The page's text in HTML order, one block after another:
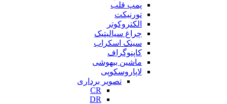
پمپ قلب
تورنیکت
الکتروکوتر
چراغ سیالیتیک
سینک اسکراب
کاپنوگراف
ماشین بیهوشی
لاپاروسکوپی
تصویر برداری
CR
DR